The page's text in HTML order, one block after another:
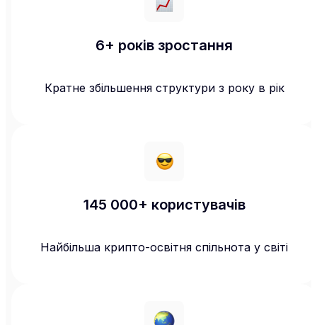
6+ років зростання
Кратне збільшення структури з року в рік
145 000+ користувачів
Найбільша крипто-освітня спільнота у світі